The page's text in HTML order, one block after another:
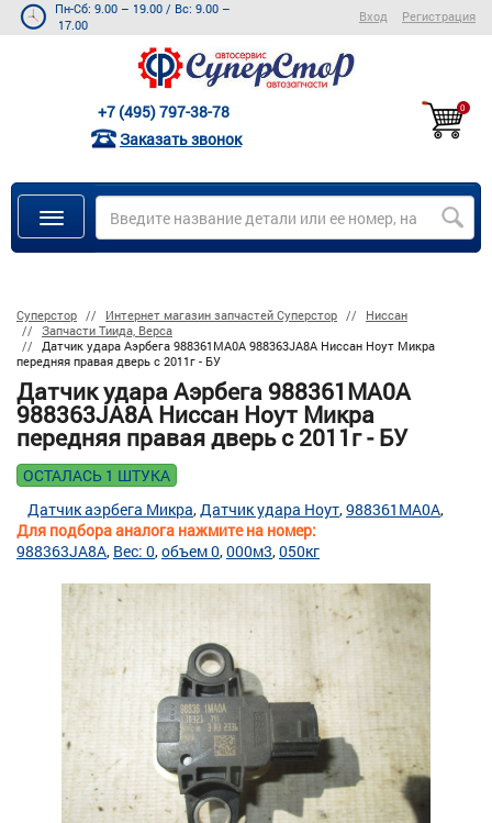
Пн-Сб: 9.00 – 19.00 / Вс: 9.00 –
17.00
Вход Регистрация
+7 (495) 797-38-78
Заказать звонок
0
Суперстор Интернет магазин запчастей Суперстор
Ниссан
Запчасти Тиида, Верса
Датчик удара Аэрбега 988361MA0A 988363JA8A Ниссан Ноут Микра
передняя правая дверь с 2011г - БУ
Датчик удара Аэрбега 988361MA0A
988363JA8A Ниссан Ноут Микра
передняя правая дверь с 2011г - БУ
ОСТАЛАСЬ 1 ШТУКА
Для подбора аналога нажмите на номер:
Датчик аэрбега Микра Датчик удара Ноут 988361MA0A
988363JA8A Вес: 0 объем 0 000м3 050кг